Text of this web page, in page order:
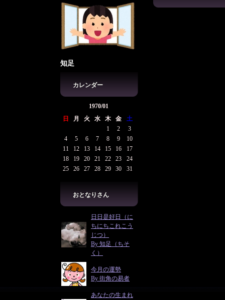
知足
カレンダー
1970/01
日
月 火 水 木 金
土
1
2
3
4
5 6 7 8 9
10
11
12 13 14 15 16
17
18
19 20 21 22 23
24
25
26 27 28 29 30 31
おとなりさん
日日是好日（に
ちにちこれこう
じつ）
By 知足（ちそ
く）
今月の運勢
By 街角の易者
あなたの生まれ